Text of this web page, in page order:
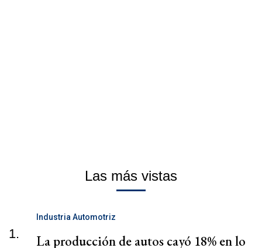
Las más vistas
1.
Industria Automotriz
La producción de autos cayó 18% en lo